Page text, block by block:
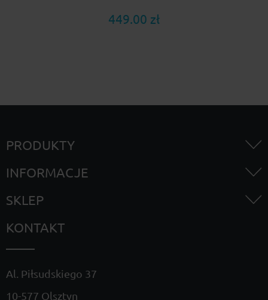
449.00 zł
PRODUKTY
INFORMACJE
SKLEP
KONTAKT
Al. Piłsudskiego 37
10-577 Olsztyn